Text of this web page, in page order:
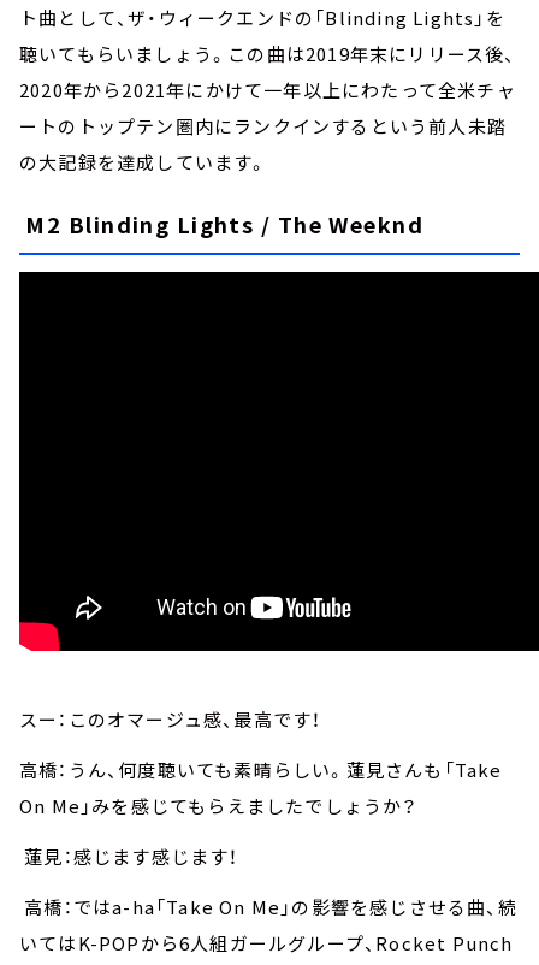
ト曲として、ザ・ウィークエンドの「Blinding Lights」を
聴いてもらいましょう。この曲は2019年末にリリース後、
2020年から2021年にかけて一年以上にわたって全米チャ
ートのトップテン圏内にランクインするという前人未踏
の大記録を達成しています。
M2 Blinding Lights / The Weeknd
スー：このオマージュ感、最高です！
高橋：うん、何度聴いても素晴らしい。蓮見さんも「Take
On Me」みを感じてもらえましたでしょうか？
蓮見：感じます感じます！
高橋：ではa-ha「Take On Me」の影響を感じさせる曲、続
いてはK-POPから6人組ガールグループ、Rocket Punch